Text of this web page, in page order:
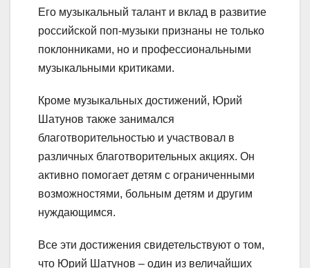
Его музыкальный талант и вклад в развитие
российской поп-музыки признаны не только
поклонниками, но и профессиональными
музыкальными критиками.
Кроме музыкальных достижений, Юрий
Шатунов также занимался
благотворительностью и участвовал в
различных благотворительных акциях. Он
активно помогает детям с ограниченными
возможностями, больным детям и другим
нуждающимся.
Все эти достижения свидетельствуют о том,
что Юрий Шатунов – один из величайших